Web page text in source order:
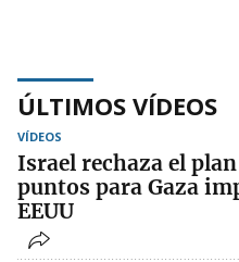
ÚLTIMOS VÍDEOS
VÍDEOS
Israel rechaza el plan
puntos para Gaza
EEUU